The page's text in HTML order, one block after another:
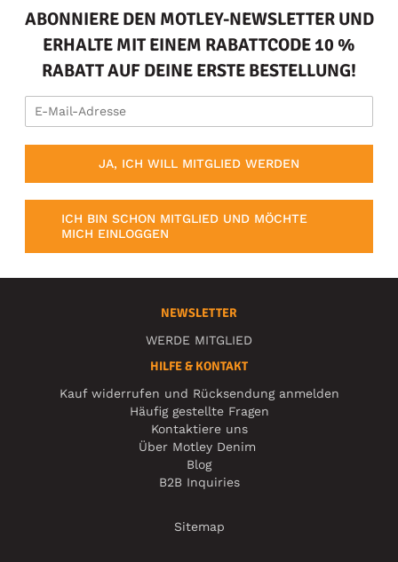
ABONNIERE DEN MOTLEY-NEWSLETTER UND
ERHALTE MIT EINEM RABATTCODE 10 %
RABATT AUF DEINE ERSTE BESTELLUNG!
JA, ICH WILL MITGLIED WERDEN
ICH BIN SCHON MITGLIED UND MÖCHTE
MICH EINLOGGEN
NEWSLETTER
WERDE MITGLIED
HILFE & KONTAKT
Kauf widerrufen und Rücksendung anmelden
Häufig gestellte Fragen
Kontaktiere uns
Über Motley Denim
Blog
B2B Inquiries
Sitemap